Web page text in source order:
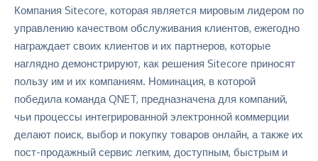
Компания Sitecore, которая является мировым лидером по
управлению качеством обслуживания клиентов, ежегодно
награждает своих клиентов и их партнеров, которые
наглядно демонстрируют, как решения Sitecore приносят
пользу им и их компаниям. Номинация, в которой
победила команда QNET, предназначена для компаний,
чьи процессы интегрированной электронной коммерции
делают поиск, выбор и покупку товаров онлайн, а также их
пост-продажный сервис легким, доступным, быстрым и